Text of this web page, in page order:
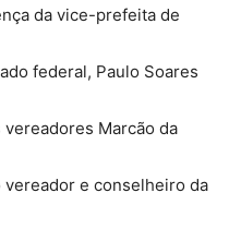
da vice-prefeita de
federal, Paulo Soares
Marcão da
vereador e conselheiro da